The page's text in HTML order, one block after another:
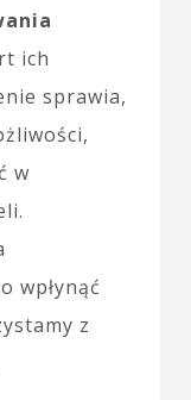
ich
sprawia,
w
wpłynąć
z